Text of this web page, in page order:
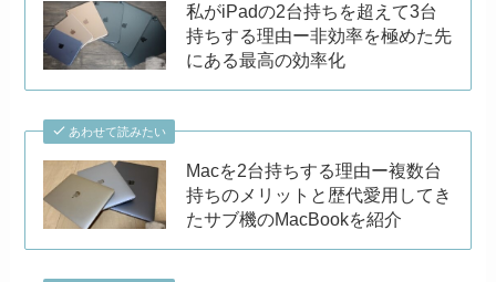
私がiPadの2台持ちを超えて3台
持ちする理由ー非効率を極めた先
にある最高の効率化
あわせて読みたい
Macを2台持ちする理由ー複数台
持ちのメリットと歴代愛用してき
たサブ機のMacBookを紹介